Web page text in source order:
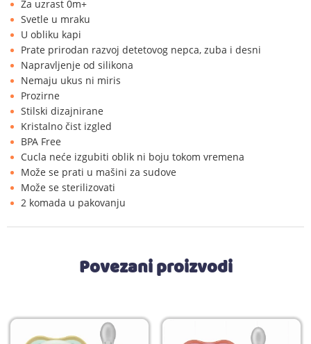
Za uzrast 0m+
Svetle u mraku
U obliku kapi
Prate prirodan razvoj detetovog nepca, zuba i desni
Napravljenje od silikona
Nemaju ukus ni miris
Prozirne
Stilski dizajnirane
Kristalno čist izgled
BPA Free
Cucla neće izgubiti oblik ni boju tokom vremena
Može se prati u mašini za sudove
Može se sterilizovati
2 komada u pakovanju
Povezani proizvodi